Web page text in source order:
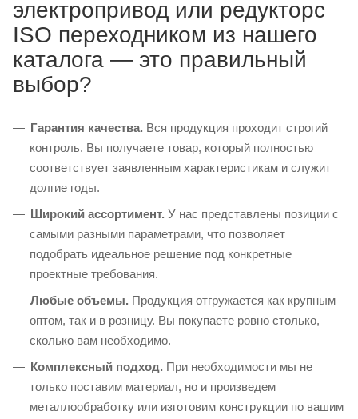
электропривод или редукторс
ISO переходником из нашего
каталога — это правильный
выбор?
Гарантия качества. Вся продукция проходит строгий
контроль. Вы получаете товар, который полностью
соответствует заявленным характеристикам и служит
долгие годы.
Широкий ассортимент. У нас представлены позиции с
самыми разными параметрами, что позволяет
подобрать идеальное решение под конкретные
проектные требования.
Любые объемы. Продукция отгружается как крупным
оптом, так и в розницу. Вы покупаете ровно столько,
сколько вам необходимо.
Комплексный подход. При необходимости мы не
только поставим материал, но и произведем
металлообработку или изготовим конструкции по вашим